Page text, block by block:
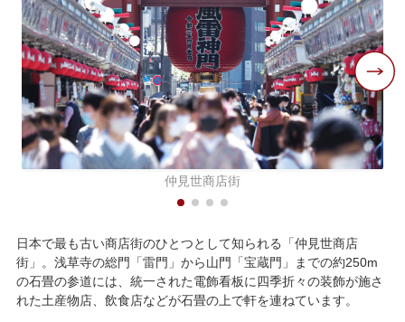
仲見世商店街
日本で最も古い商店街のひとつとして知られる「仲見世商店
街」。浅草寺の総門「雷門」から山門「宝蔵門」までの約250m
の石畳の参道には、統一された電飾看板に四季折々の装飾が施さ
れた土産物店、飲食店などが石畳の上で軒を連ねています。